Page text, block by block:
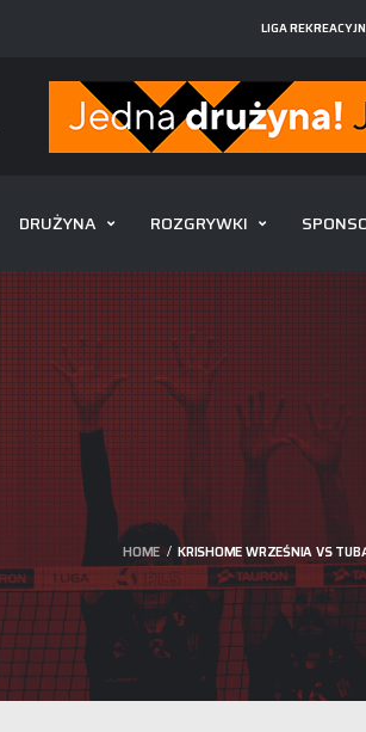
LIGA
DRUŻYNA ROZGRYWKI
HOME KRISHOME WRZEŚNIA VS